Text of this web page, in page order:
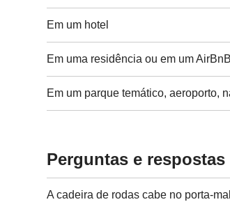
Em um hotel
Em uma residência ou em um AirBnB
Em um parque temático, aeroporto,
Perguntas e
A cadeira de rodas cabe no porta-